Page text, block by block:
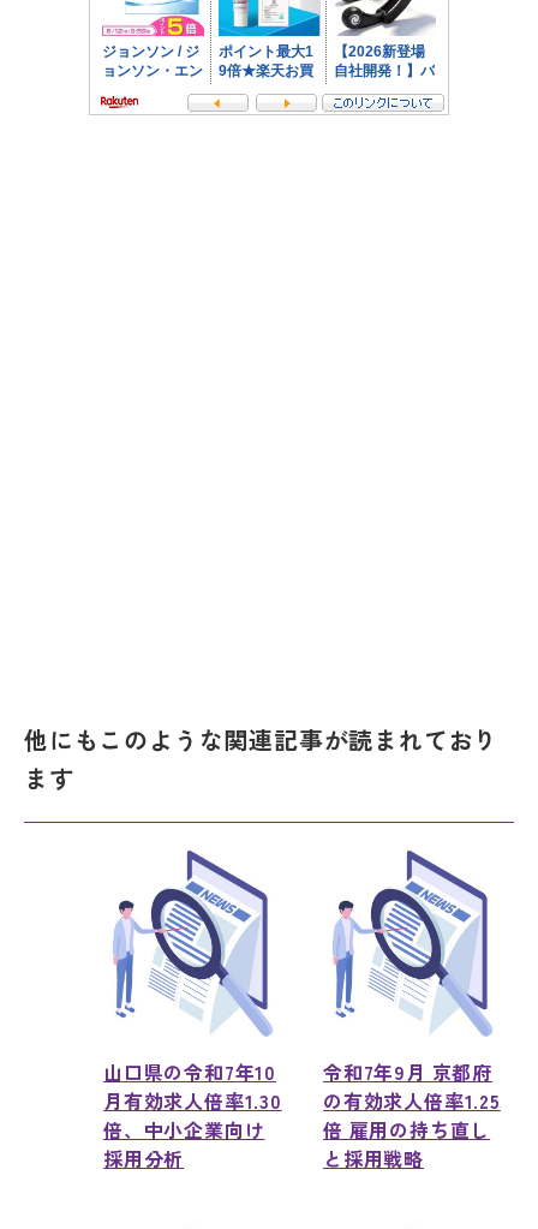
他にもこのような関連記事が読まれており
ます
山口県の令和7年10
月有効求人倍率1.30
倍、中小企業向け
採用分析
令和7年9月 京都府
の有効求人倍率1.25
倍 雇用の持ち直し
と採用戦略